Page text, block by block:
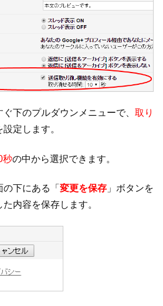
下のプルダウンメニューで、 取り
設定します。
秒の中から選択できます。
下にある「 変更を保存 」ボタンを
内容を保存します。